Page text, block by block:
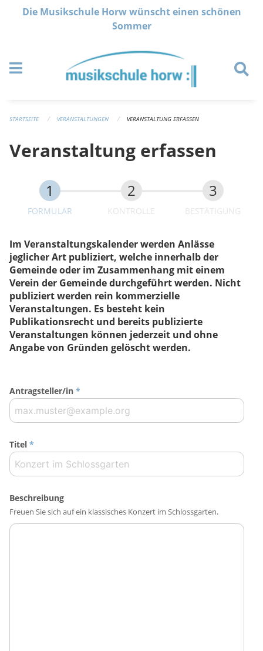
Navigation überspringen
Die Musikschule Horw wünscht einen schönen
Sommer
STARTSEITE VERANSTALTUNGEN VERANSTALTUNG ERFASSEN
Veranstaltung erfassen
FORMULAR KONTROLLE BESTÄTIGUNG
Im Veranstaltungskalender werden Anlässe
jeglicher Art publiziert, welche innerhalb der
Gemeinde oder im Zusammenhang mit einem
Verein der Gemeinde durchgeführt werden. Nicht
publiziert werden rein kommerzielle
Veranstaltungen. Es besteht kein
Publikationsrecht und bereits publizierte
Veranstaltungen können jederzeit und ohne
Angabe von Gründen gelöscht werden.
Antragsteller/in *
Titel *
Beschreibung
Freuen Sie sich auf ein klassisches Konzert im Schlossgarten.